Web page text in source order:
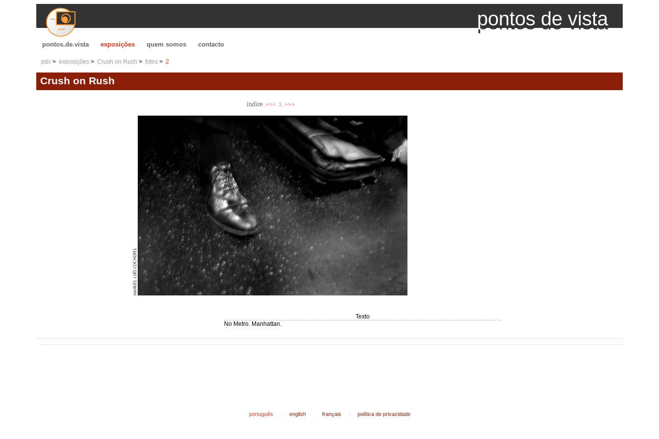
pontos de vista
pontos.de.vista exposições quem somos contacto
pdv exposições Crush on Rush fotos 2
Crush on Rush
índice. <<< . 2 . >>>
Texto
No Metro. Manhattan.
português english français : política de privacidade